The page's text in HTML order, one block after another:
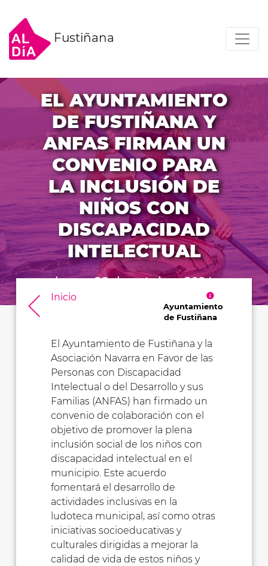
Fustiñana
EL AYUNTAMIENTO
DE FUSTIÑANA Y
ANFAS FIRMAN UN
CONVENIO PARA
LA INCLUSIÓN DE
NIÑOS CON
DISCAPACIDAD
INTELECTUAL
lunes, 28 de octubre, 2024
Inicio
Ayuntamiento
de Fustiñana
El Ayuntamiento de Fustiñana y la
Asociación Navarra en Favor de las
Personas con Discapacidad
Intelectual o del Desarrollo y sus
Familias (ANFAS) han firmado un
convenio de colaboración con el
objetivo de promover la plena
inclusión social de los niños con
discapacidad intelectual en el
municipio. Este acuerdo
fomentará el desarrollo de
actividades inclusivas en la
ludoteca municipal, así como otras
iniciativas socioeducativas y
culturales dirigidas a mejorar la
calidad de vida de estos niños y